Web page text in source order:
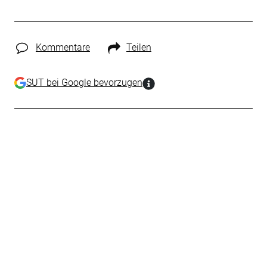
Kommentare Teilen
SUT bei Google bevorzugen